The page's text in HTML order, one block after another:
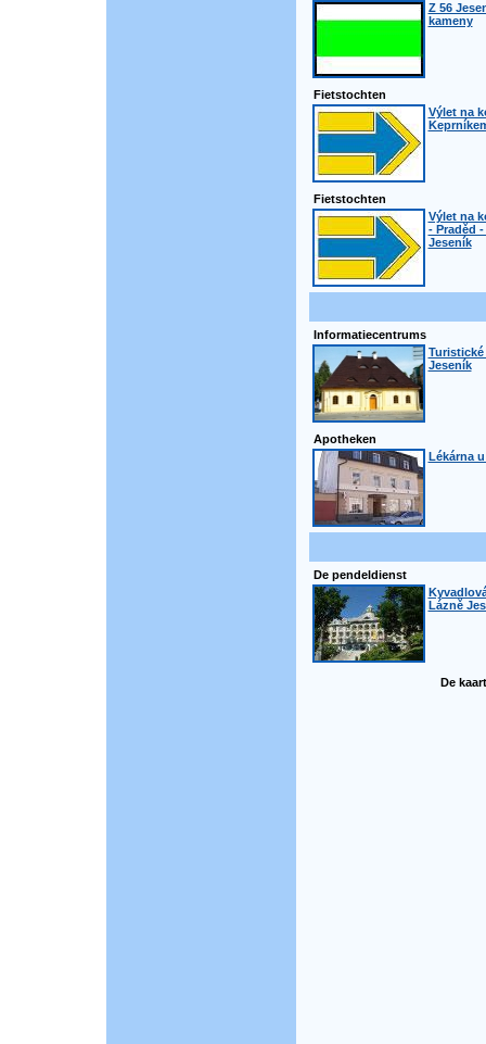
Z 56
kameny
Fietstochten
Výlet na
Fietstochten
Výlet na
- Praděd
Jeseník
Informatiecentrums
Jeseník
Apotheken
Lékárna
De pendeldienst
Lázně
De